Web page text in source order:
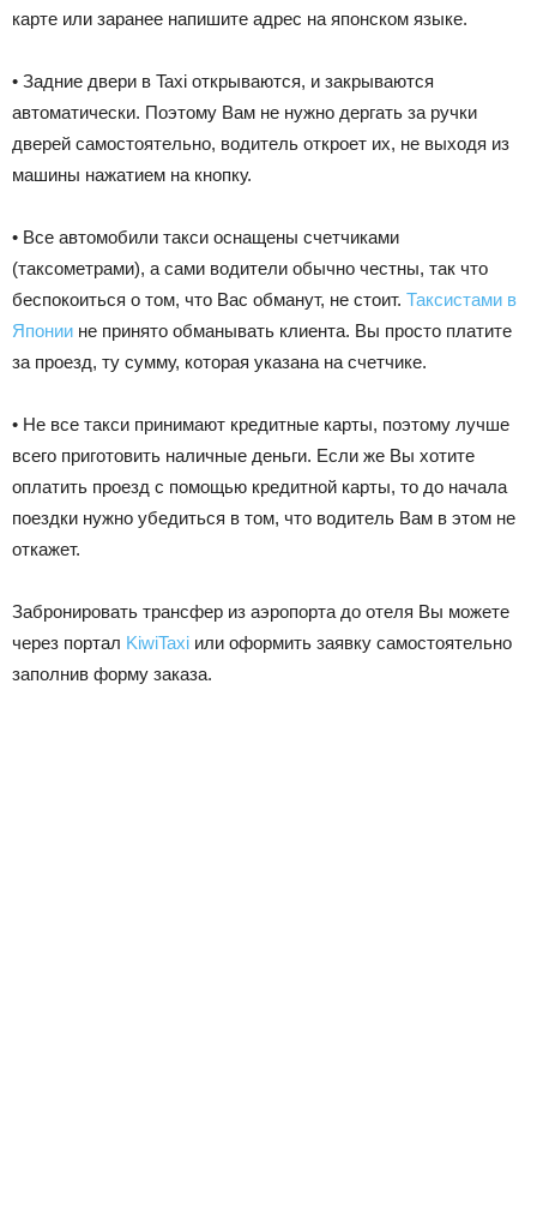
карте или заранее напишите адрес на японском языке.
• Задние двери в Taxi открываются, и закрываются
автоматически. Поэтому Вам не нужно дергать за ручки
дверей самостоятельно, водитель откроет их, не выходя из
машины нажатием на кнопку.
• Все автомобили такси оснащены счетчиками
(таксометрами), а сами водители обычно честны, так что
беспокоиться о том, что Вас обманут, не стоит. Таксистами в
Японии не принято обманывать клиента. Вы просто платите
за проезд, ту сумму, которая указана на счетчике.
• Не все такси принимают кредитные карты, поэтому лучше
всего приготовить наличные деньги. Если же Вы хотите
оплатить проезд с помощью кредитной карты, то до начала
поездки нужно убедиться в том, что водитель Вам в этом не
откажет.
Забронировать трансфер из аэропорта до отеля Вы можете
через портал KiwiTaxi или оформить заявку самостоятельно
заполнив форму заказа.